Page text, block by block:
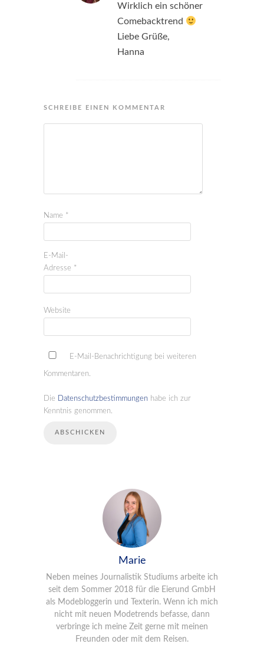
Wirklich ein schöner
Comebacktrend
Liebe Grüße,
Hanna
SCHREIBE EINEN KOMMENTAR
Name *
E-Mail-
Adresse *
Website
E-Mail-Benachrichtigung bei weiteren
Kommentaren.
Die Datenschutzbestimmungen habe ich zur
Kenntnis genommen.
Marie
Neben meines Journalistik Studiums arbeite ich
seit dem Sommer 2018 für die Eierund GmbH
als Modebloggerin und Texterin. Wenn ich mich
nicht mit neuen Modetrends befasse, dann
verbringe ich meine Zeit gerne mit meinen
Freunden oder mit dem Reisen.